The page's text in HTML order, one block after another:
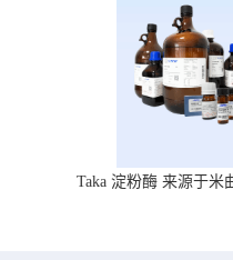
Taka 淀粉酶 来源于米